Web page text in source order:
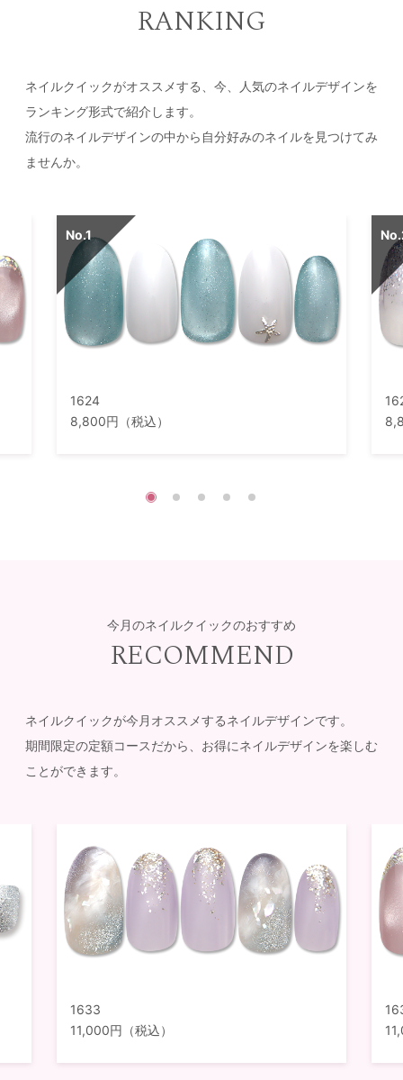
RANKING
ネイルクイックがオススメする、今、人気のネイルデザインを
ランキング形式で紹介します。
流行のネイルデザインの中から自分好みのネイルを見つけてみ
ませんか。
1624
8,800円（税込）
今月のネイルクイックのおすすめ
RECOMMEND
ネイルクイックが今月オススメするネイルデザインです。
期間限定の定額コースだから、お得にネイルデザインを楽しむ
ことができます。
1633
11,000円（税込）